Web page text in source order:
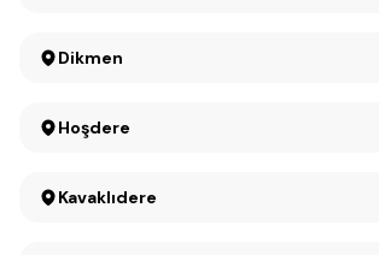
Dikmen
Hoşdere
Kavaklıdere